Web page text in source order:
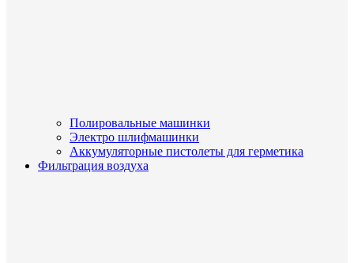
Полировальные машинки
Электро шлифмашинки
Аккумуляторные пистолеты для герметика
Фильтрация воздуха